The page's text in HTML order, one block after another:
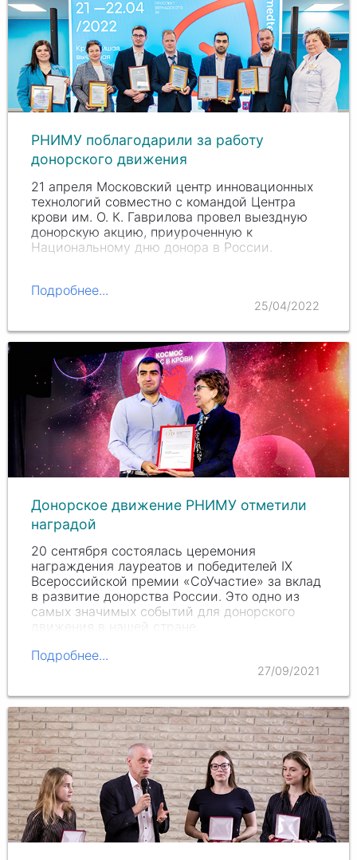
РНИМУ поблагодарили за работу
донорского движения
21 апреля Московский центр инновационных
технологий совместно с командой Центра
крови им. О. К. Гаврилова провел выездную
донорскую акцию, приуроченную к
Национальному дню донора в России.
Подробнее...
25/04/2022
Донорское движение РНИМУ отметили
наградой
20 сентября состоялась церемония
награждения лауреатов и победителей IX
Всероссийской премии «СоУчастие» за вклад
в развитие донорства России. Это одно из
самых значимых событий для донорского
движения в нашей стране.
Подробнее...
27/09/2021